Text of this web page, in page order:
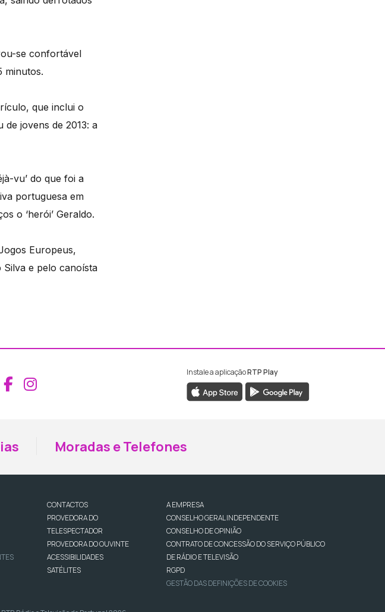
se confortável
minutos.
que inclui o
jovens de 2013: a
vu’ do que foi a
portuguesa em
o ‘herói’ Geraldo.
Europeus,
Silva e pelo canoísta
Aceder ao Facebook da RTP Madeira
Aceder ao Instagram da RTP Madeira
Instale a aplicaçãoRTP Play
Moradas e Telefones
CONTACTOS
PROVEDORA DO
TELESPECTADOR
PROVEDORA DO OUVINTE
ACESSIBILIDADES
SATÉLITES
A EMPRESA
CONSELHO GERAL INDEPENDENTE
CONSELHO DE OPINIÃO
CONTRATO DE CONCESSÃO DO SERVIÇO PÚBLICO
DE RÁDIO E TELEVISÃO
RGPD
GESTÃO DAS DEFINIÇÕES DE COOKIES